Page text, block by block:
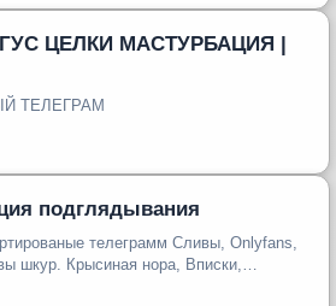
ЦЕЛКИ МАСТУРБАЦИЯ |
ТЕЛЕГРАМ
подглядывания
телеграмм Сливы, Onlyfans,
шкур. Крысиная нора, Вписки,
шкодниц ,...